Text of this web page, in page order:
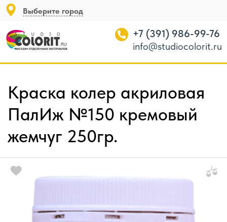
Выберите город
+7 (391) 986-99-76
info@studiocolorit.ru
Краска колер акриловая
ПалИж №150 кремовый
жемчуг 250гр.